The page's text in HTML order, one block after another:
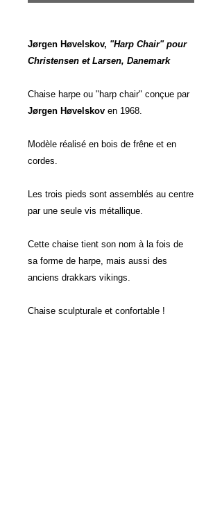
Jørgen Høvelskov, "Harp Chair" pour
Christensen et Larsen, Danemark
Chaise harpe ou "harp chair" conçue par
Jørgen Høvelskov en 1968.
Modèle réalisé en bois de frêne et en
cordes.
Les trois pieds sont assemblés au centre
par une seule vis métallique.
Cette chaise tient son nom à la fois de
sa forme de harpe, mais aussi des
anciens drakkars vikings.
Chaise sculpturale et confortable !